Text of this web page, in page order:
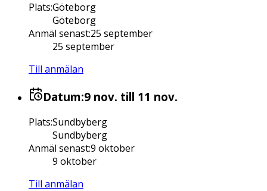
Plats:Göteborg
Göteborg
Anmäl senast:25 september
25 september
Till anmälan
Datum:9 nov. till 11 nov.
Plats:Sundbyberg
Sundbyberg
Anmäl senast:9 oktober
9 oktober
Till anmälan